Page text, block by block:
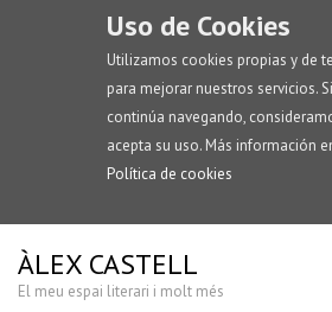
Uso de Cookies
Utilizamos cookies propias y de
para mejorar nuestros servicios. Si
continúa navegando,
acepta su uso. Más información
Política de cookies
ÀLEX CASTELL
El meu espai literari i molt més